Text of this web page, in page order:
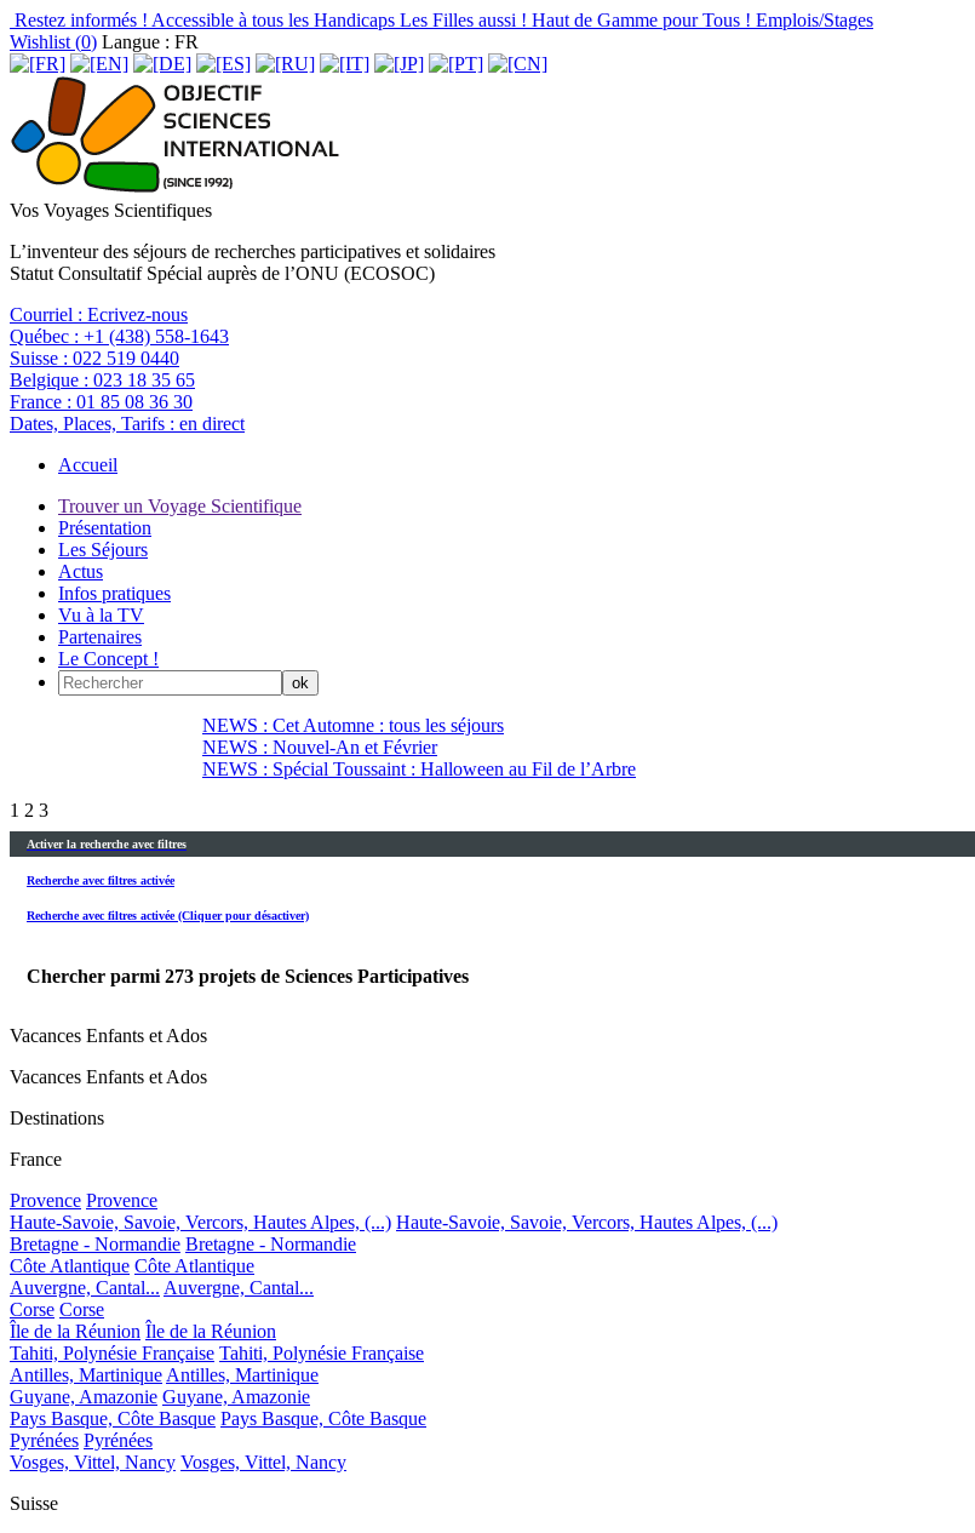
Restez informés ! Accessible à tous les Handicaps Les Filles aussi ! Haut de Gamme pour Tous ! Emplois/Stages
Wishlist (0) Langue : FR
Vos Voyages Scientifiques
L’inventeur des séjours de recherches participatives et solidaires
Statut Consultatif Spécial auprès de l’ONU (ECOSOC)
Courriel : Ecrivez-nous
Québec : +1 (438) 558-1643
Suisse : 022 519 0440
Belgique : 023 18 35 65
France : 01 85 08 36 30
Dates, Places, Tarifs : en direct
Accueil
Trouver un Voyage Scientifique
Présentation
Les Séjours
Actus
Infos pratiques
Vu à la TV
Partenaires
Le Concept !
NEWS : Cet Automne : tous les séjours
NEWS : Nouvel-An et Février
NEWS : Spécial Toussaint : Halloween au Fil de l’Arbre
1 2 3
Activer la recherche avec filtres
Recherche avec filtres activée
Recherche avec filtres activée (Cliquer pour désactiver)
Chercher parmi 273 projets de Sciences Participatives
Vacances Enfants et Ados
Vacances Enfants et Ados
Destinations
France
Provence Provence
Haute-Savoie, Savoie, Vercors, Hautes Alpes, (...) Haute-Savoie, Savoie, Vercors, Hautes Alpes, (...)
Bretagne - Normandie Bretagne - Normandie
Côte Atlantique Côte Atlantique
Auvergne, Cantal... Auvergne, Cantal...
Corse Corse
Île de la Réunion Île de la Réunion
Tahiti, Polynésie Française Tahiti, Polynésie Française
Antilles, MartiniqueAntilles, Martinique
Guyane, Amazonie Guyane, Amazonie
Pays Basque, Côte Basque Pays Basque, Côte Basque
Pyrénées Pyrénées
Vosges, Vittel, Nancy Vosges, Vittel, Nancy
Suisse